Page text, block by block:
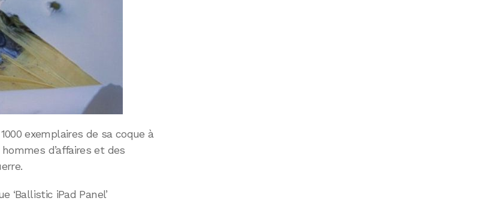
exemplaires de sa coque à
d’affaires et des
‘Ballistic iPad Panel’